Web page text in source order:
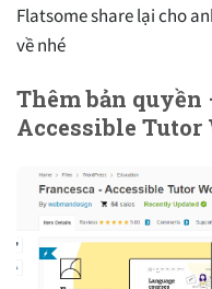
Flatsome share lại cho
về nhé
Thêm bản quyền
Accessible Tutor